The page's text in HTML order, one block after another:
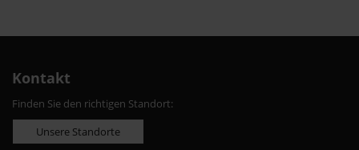
Kontakt
Finden Sie den richtigen Standort:
Unsere Standorte